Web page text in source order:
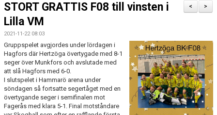
SHOP
BLI MEDLEM
MATCHER
KONTAKTER & LAG
>
<
STORT GRATTIS F08 till vinsten i
Lilla VM
2021-11-22 08:03
Gruppspelet avgjordes under lördagen i
Hagfors där Hertzöga övertygade med 8-1
seger över Munkfors och avslutade med
att slå Hagfors med 6-0.
I slutspelet i Hammarö arena under
söndagen så fortsatte segertåget med en
övertygande seger i semifinalen mot
Fagerås med klara 5-1. Final motståndare